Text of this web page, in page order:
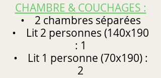
CHAMBRE & COUCHAGES :
• 2 chambres séparées
• Lit 2 personnes (140x190
: 1
• Lit 1 personne (70x190) :
2